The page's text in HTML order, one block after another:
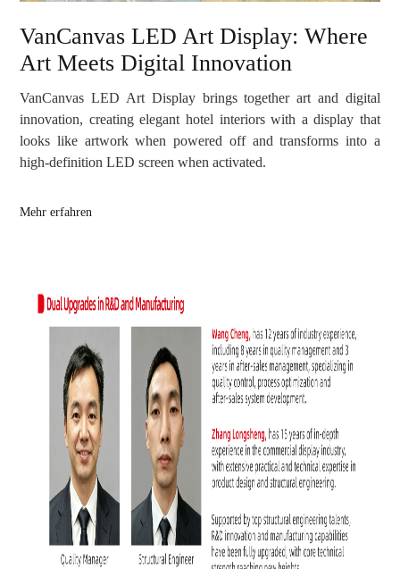
VanCanvas LED Art Display: Where
Art Meets Digital Innovation
VanCanvas LED Art Display brings together art and digital
innovation, creating elegant hotel interiors with a display that
looks like artwork when powered off and transforms into a
high-definition LED screen when activated.
Mehr erfahren